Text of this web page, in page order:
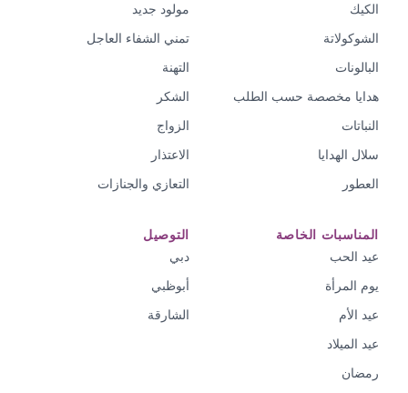
الكيك
الشوكولاتة
البالونات
هدايا مخصصة حسب الطلب
النباتات
سلال الهدايا
العطور
مولود جديد
تمني الشفاء العاجل
التهنة
الشكر
الزواج
الاعتذار
التعازي والجنازات
المناسبات الخاصة
عيد الحب
يوم المرأة
عيد الأم
عيد الميلاد
رمضان
التوصيل
دبي
أبوظبي
الشارقة